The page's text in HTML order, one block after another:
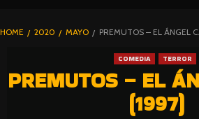
BLOGHORROR
HOME 2020 MAYO PREMUTOS – EL ÁNGEL
COMEDIA TERROR
PREMUTOS – EL
(1997)